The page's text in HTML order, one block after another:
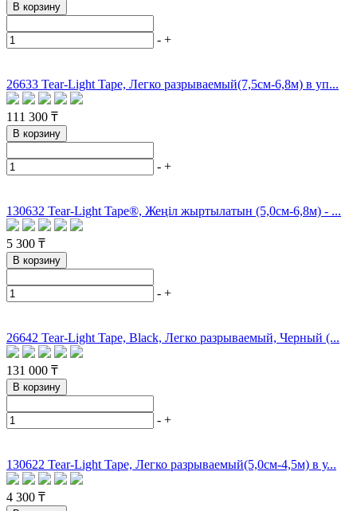
В корзину
- +
26633 Tear-Light Tape, Легко разрываемый(7,5см-6,8м) в уп...
111 300 ₸
В корзину
- +
130632 Tear-Light Tape®, Жеңіл жыртылатын (5,0см-6,8м) - ...
5 300 ₸
В корзину
- +
26642 Tear-Light Tape, Black, Легко разрываемый, Черный (...
131 000 ₸
В корзину
- +
130622 Tear-Light Tape, Легко разрываемый(5,0см-4,5м) в у...
4 300 ₸